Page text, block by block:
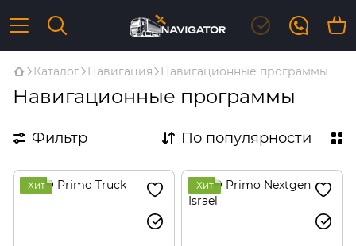
Каталог Навигация Навигационные программы
Навигационные программы
Фильтр По популярности
Хит Хит